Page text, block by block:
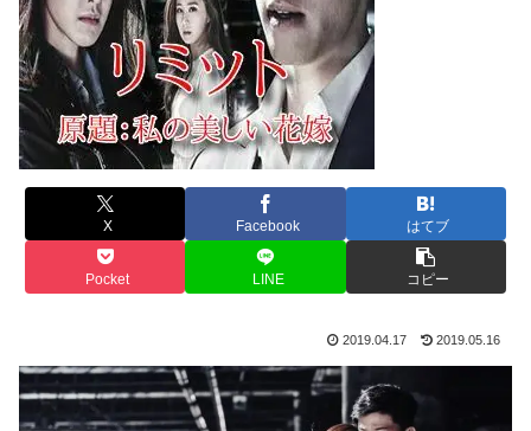
X Facebook はてブ
Pocket LINE コピー
2019.04.17 2019.05.16